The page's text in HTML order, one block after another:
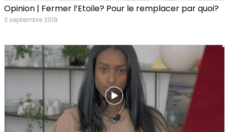
Opinion | Fermer l’Etoile? Pour le remplacer par quoi?
3 septembre 2019